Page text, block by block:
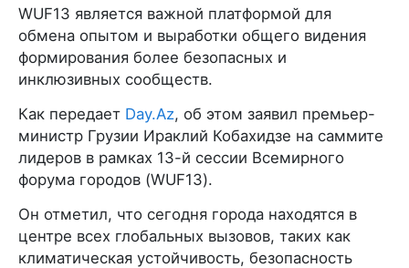
WUF13 является важной платформой для
обмена опытом и выработки общего видения
формирования более безопасных и
инклюзивных сообществ.
Как передает Day.Az, об этом заявил премьер-
министр Грузии Ираклий Кобахидзе на саммите
лидеров в рамках 13-й сессии Всемирного
форума городов (WUF13).
Он отметил, что сегодня города находятся в
центре всех глобальных вызовов, таких как
климатическая устойчивость, безопасность